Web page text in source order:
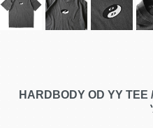
HARDBODY OD YY TEE